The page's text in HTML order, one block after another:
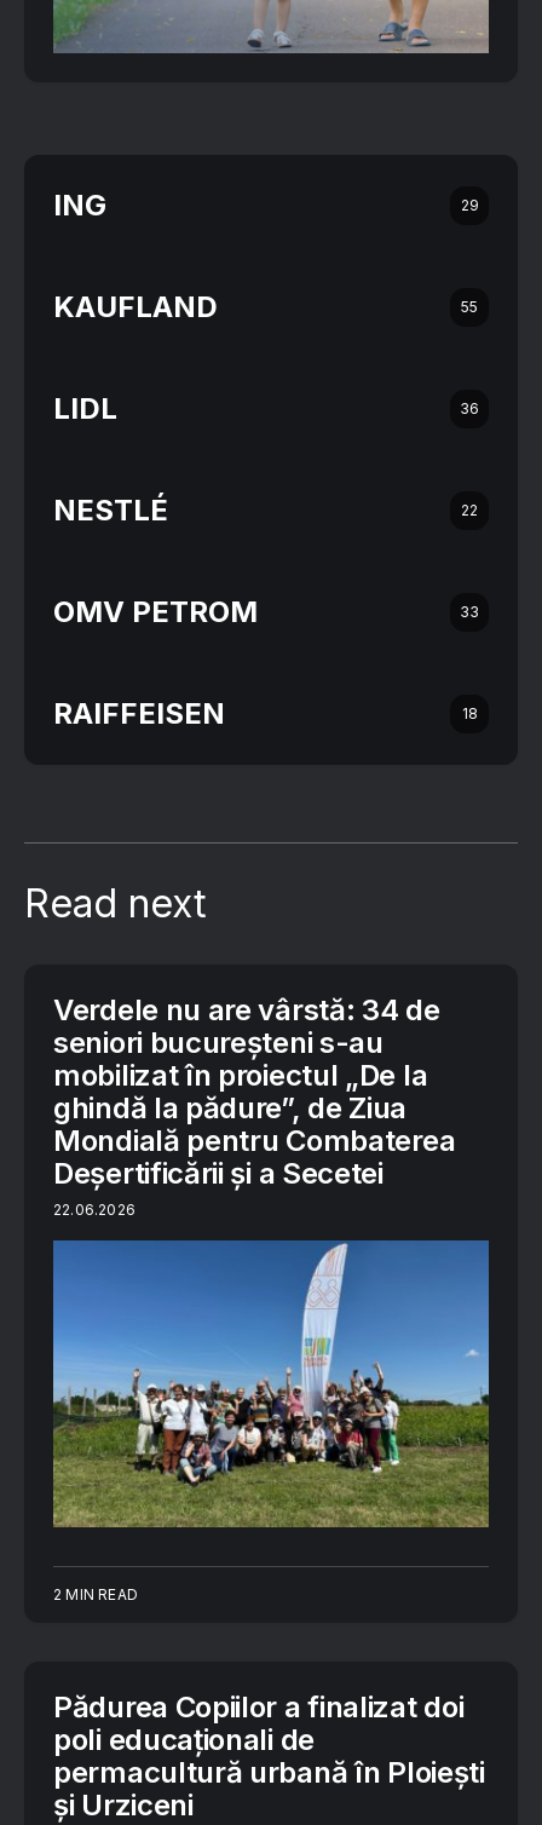
ING 29
KAUFLAND 55
LIDL 36
NESTLÉ 22
OMV PETROM 33
RAIFFEISEN 18
Read next
Verdele nu are vârstă: 34 de
seniori bucureșteni s-au
mobilizat în proiectul „De la
ghindă la pădure”, de Ziua
Mondială pentru Combaterea
Deșertificării și a Secetei
22.06.2026
2 MIN READ
Pădurea Copiilor a finalizat doi
poli educaționali de
permacultură urbană în Ploiești
și Urziceni